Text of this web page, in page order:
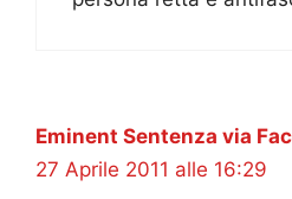
Eminent Sentenza via
27 Aprile 2011 alle 16:29